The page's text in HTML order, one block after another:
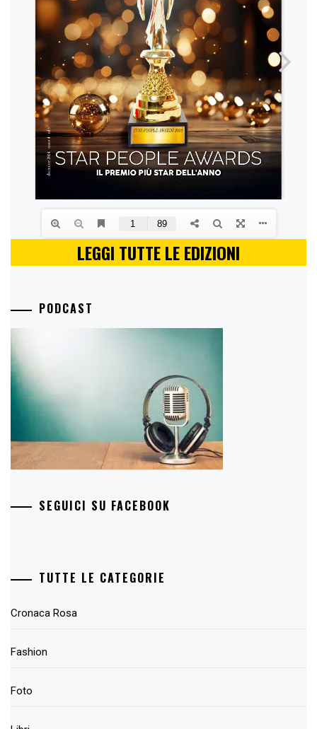
LEGGI TUTTE LE EDIZIONI
PODCAST
SEGUICI SU FACEBOOK
TUTTE LE CATEGORIE
Cronaca Rosa
Fashion
Foto